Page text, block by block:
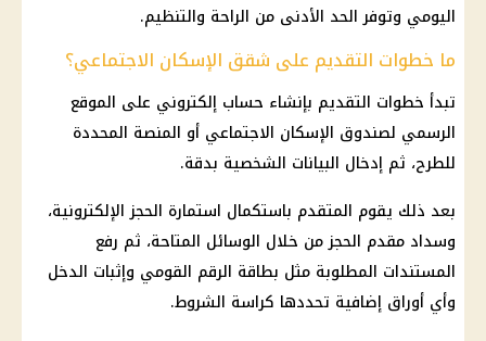
اليومي وتوفر الحد الأدنى من الراحة والتنظيم.
ما خطوات التقديم على شقق الإسكان الاجتماعي؟
تبدأ خطوات التقديم بإنشاء حساب إلكتروني على الموقع
الرسمي لصندوق الإسكان الاجتماعي أو المنصة المحددة
للطرح، ثم إدخال البيانات الشخصية بدقة.
بعد ذلك يقوم المتقدم باستكمال استمارة الحجز الإلكترونية،
وسداد مقدم الحجز من خلال الوسائل المتاحة، ثم رفع
المستندات المطلوبة مثل بطاقة الرقم القومي وإثبات الدخل
وأي أوراق إضافية تحددها كراسة الشروط.